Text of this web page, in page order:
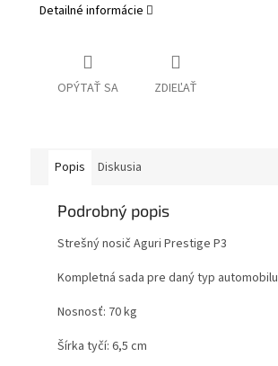
Detailné informácie
OPÝTAŤ SA ZDIEĽAŤ
Popis Diskusia
Podrobný popis
Strešný nosič Aguri Prestige P3
Kompletná sada pre daný typ automobilu
Nosnosť: 70 kg
Šírka tyčí: 6,5 cm